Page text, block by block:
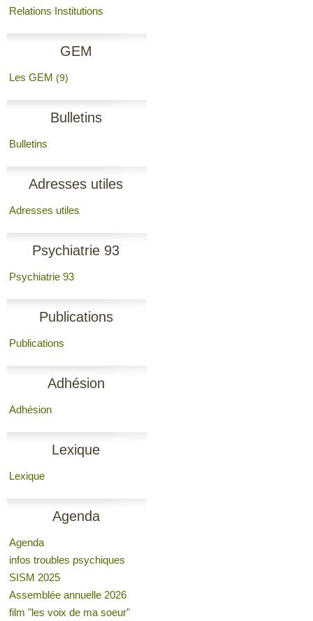
Relations Institutions
GEM
Les GEM (9)
Bulletins
Bulletins
Adresses utiles
Adresses utiles
Psychiatrie 93
Psychiatrie 93
Publications
Publications
Adhésion
Adhésion
Lexique
Lexique
Agenda
Agenda
infos troubles psychiques
SISM 2025
Assemblée annuelle 2026
film "les voix de ma soeur"